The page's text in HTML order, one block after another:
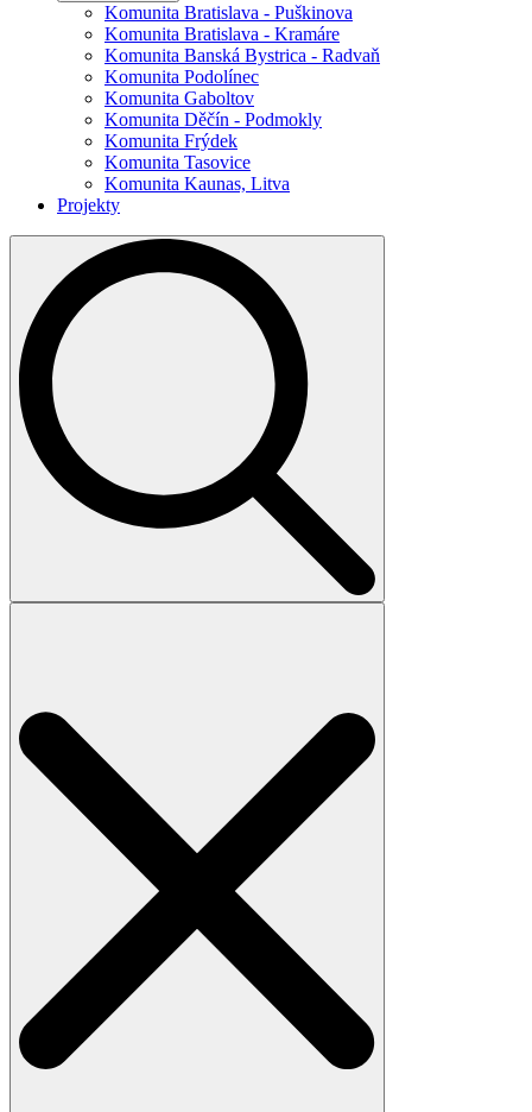
Komunita Bratislava - Puškinova
Komunita Bratislava - Kramáre
Komunita Banská Bystrica - Radvaň
Komunita Podolínec
Komunita Gaboltov
Komunita Děčín - Podmokly
Komunita Frýdek
Komunita Tasovice
Komunita Kaunas, Litva
Projekty
Search